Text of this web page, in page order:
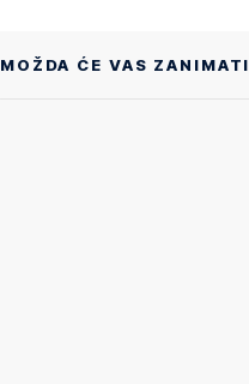
MOŽDA ĆE VAS ZANIMATI